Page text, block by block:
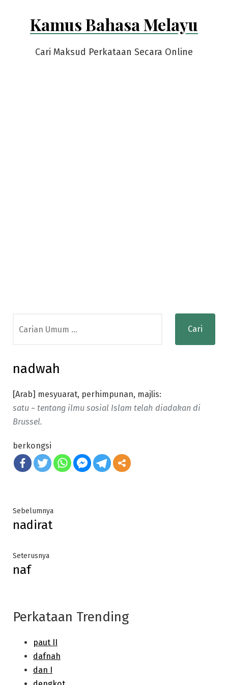
Kamus Bahasa Melayu
Cari Maksud Perkataan Secara Online
for:
nadwah
[Arab] mesyuarat, perhimpunan, majlis:
satu ~ tentang ilmu sosial Islam telah diadakan di
Brussel.
berkongsi
Post
navigation
SebelumnyaPrevious
nadirat
SeterusnyaNext
naf
Perkataan Trending